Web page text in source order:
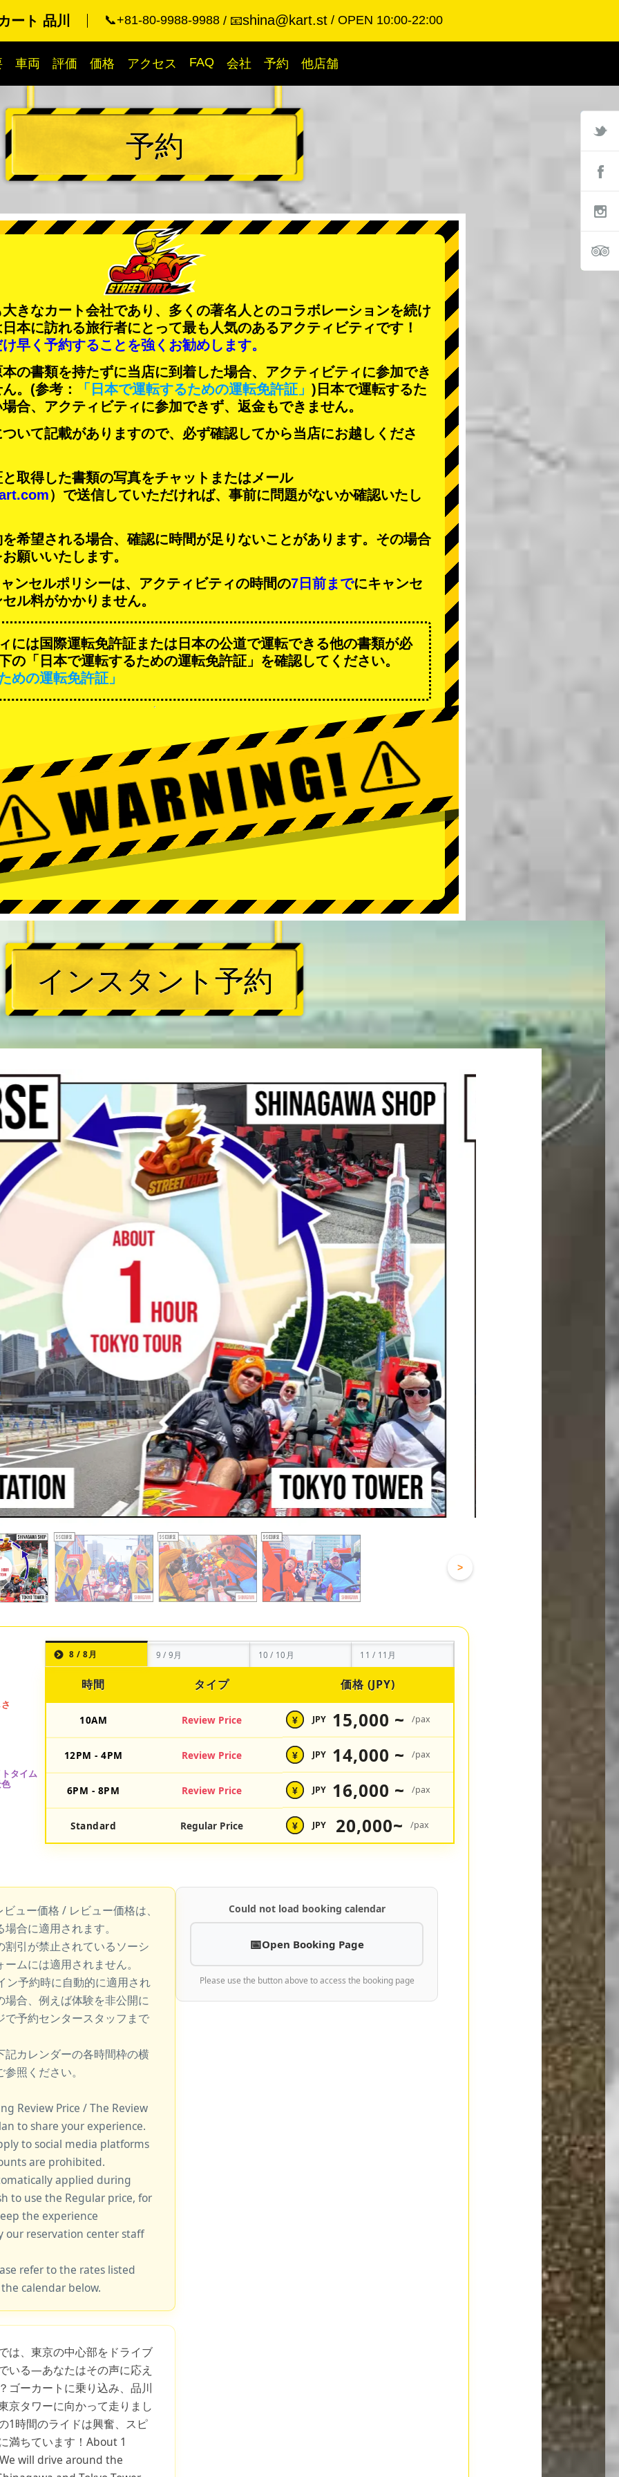
ート 品川 📞+81-80-9988-9988 📧shina@kart.st OPEN 10:00-22:00
車両 評価 価格 アクセス FAQ 会社 予約 他店舗
予約
きなカート会社であり、 多くの著名人 とのコラボレーションを続け
本に訪れる旅行者にとって最も人気のあるアクティビティです！
早く予約することを強くお勧めします。
の書類を持たずに当店に到着した場合、アクティビティに参加でき
。 (参考： 「日本で運転するための運転免許証」 )日本で運転するた
合、アクティビティに参加できず、返金もできません。
いて記載がありますので、必ず確認してから当店にお越しくださ
取得した書類の写真をチャットまたはメール
）で送信していただければ、事前に問題がないか確認いたし
希望される場合、確認に時間が足りないことがあります。その場合
願いいたします。
ンセルポリシーは、アクティビティの時間の7日前までにキャンセ
ル料がかかりません。
には国際運転免許証または日本の公道で運転できる他の書類が必
の「日本で運転するための運転免許証」を確認してください。
めの運転免許証」
インスタント予約
>
8 / 8月 9 / 9月 10 / 10月 11 / 11月
時間 タイプ 価格 (JPY)
10AM Review Price ¥ JPY 15,000 ~ /pax
12PM - 4PM Review Price ¥ JPY 14,000 ~ /pax
6PM - 8PM Review Price ¥ JPY 16,000 ~ /pax
Standard Regular Price ¥ JPY 20,000~ /pax
ュー価格 / レビュー価格は、
合に適用されます。
引が禁止されているソーシ
ムには適用されません。
予約時に自動的に適用され
合、例えば体験を非公開に
予約センタースタッフまで
カレンダーの各時間枠の横
照ください。
Review Price / The Review
to share your experience.
to social media platforms
are prohibited.
applied during
to use the Regular price, for
the experience
our reservation center staff
refer to the rates listed
calendar below.
は、東京の中心部をドライブ
いる—あなたはその声に応え
ゴーカートに乗り込み、品川
京タワーに向かって走りまし
1時間のライドは興奮、スピ
満ちています！About 1
will drive around the
Could not load booking calendar
Open Booking Page
Please use the button above to access the booking page